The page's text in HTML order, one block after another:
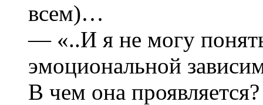
всем)…
— «..И я не могу
эмоциональной
В чем она